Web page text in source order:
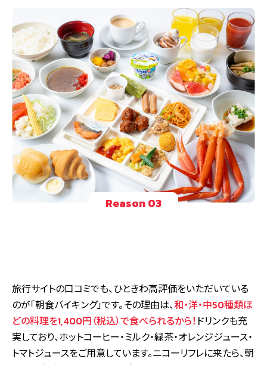
Reason 03
旅行サイトの口コミでも、ひときわ高評価をいただいている
のが「朝食バイキング」です。その理由は、和・洋・中50種類ほ
どの料理を1,400円（税込）で食べられるから！ ドリンクも充
実しており、ホットコーヒー・ミルク・緑茶・オレンジジュース・
トマトジュースをご用意しています。ニコーリフレに来たら、朝